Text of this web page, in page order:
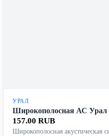
УРАЛ
Широкополосная АС
157.00 RUB
Широкополосная